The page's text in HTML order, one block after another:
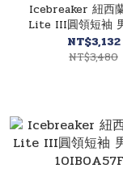
Icebreaker 紐西
Lite III圓領短袖
色)NT$3,132
NT$3,480